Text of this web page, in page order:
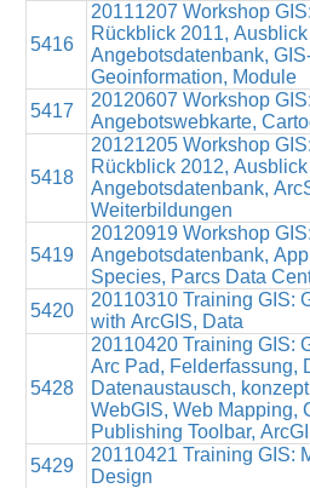
5416
20111207 Workshop
Rückblick 2011,
Angebotsdatenbank,
Geoinformation, Module
5417
20120607 Workshop
Angebotswebkarte,
5418
20121205 Workshop
Rückblick 2012,
Angebotsdatenbank,
Weiterbildungen
5419
20120919 Workshop
Angebotsdatenbank,
Species, Parcs Data
5420
20110310 Training GIS:
with ArcGIS, Data
5428
20110420 Training GIS:
Arc Pad, Felderfassung,
Datenaustausch,
WebGIS, Web Mapping,
Publishing Toolbar,
5429
20110421 Training GIS:
Design